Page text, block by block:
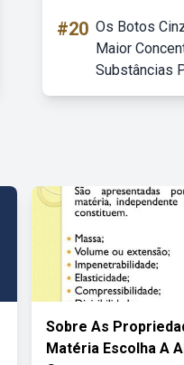
#20 Os Botos
Maior
Substâncias
Sobre As
Matéria Escolha A